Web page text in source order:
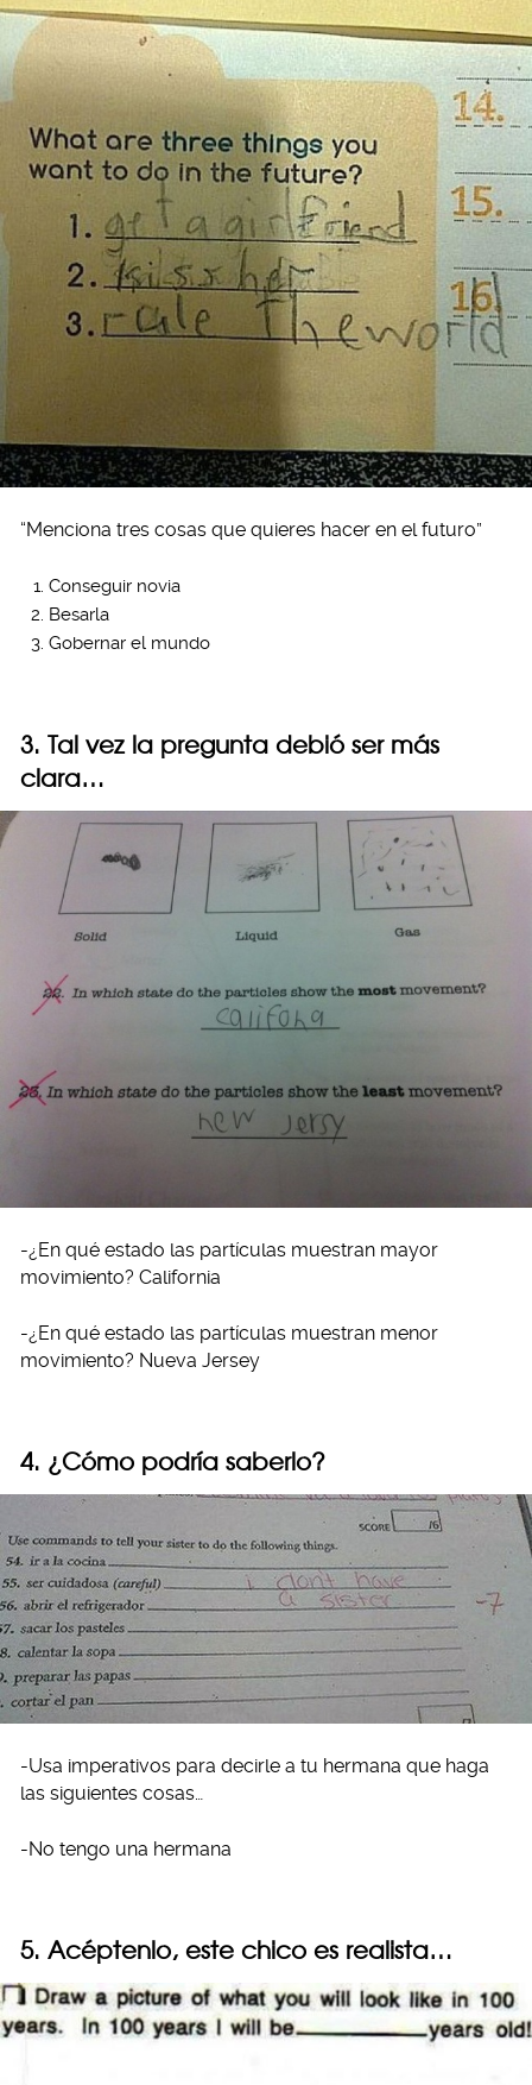
“Menciona tres cosas que quieres hacer en el futuro”
Conseguir novia
Besarla
Gobernar el mundo
3. Tal vez la pregunta debió ser más
clara…
-¿En qué estado las partículas muestran mayor
movimiento? California
-¿En qué estado las partículas muestran menor
movimiento? Nueva Jersey
4. ¿Cómo podría saberlo?
-Usa imperativos para decirle a tu hermana que haga
las siguientes cosas…
-No tengo una hermana
5. Acéptenlo, este chico es realista…